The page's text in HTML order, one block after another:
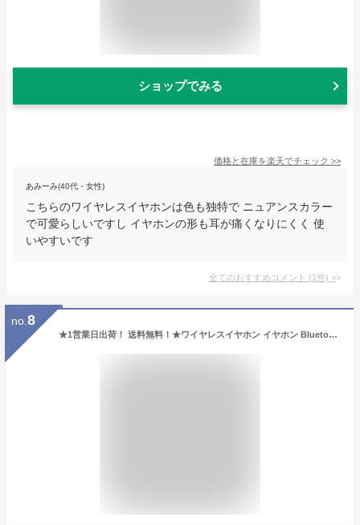
ショップでみる
価格と在庫を楽天でチェック >>
あみーみ(40代・女性)
こちらのワイヤレスイヤホンは色も独特で ニュアンスカラー
で可愛らしいですし イヤホンの形も耳が痛くなりにくく 使
いやすいです
全てのおすすめコメント (1件) >
no. 8
★1営業日出荷！ 送料無料！★ワイヤレスイヤホン イヤホン Bluetoothイヤホン 骨伝導イヤホン 耳を塞がない 耳掛け クリップ型 Bluetooth5.3 長時間再生 装着感ゼロ Hi-Fi音質 ブルートゥースイヤホン 片耳 両耳 自動ペアリング IPX7防水 急速充電 iPhone/Android対応